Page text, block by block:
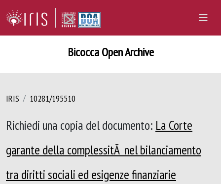
Bicocca Open Archive
IRIS 10281/195510
Richiedi una copia del documento: La Corte
garante della complessitÃ nel bilanciamento
tra diritti sociali ed esigenze finanziarie